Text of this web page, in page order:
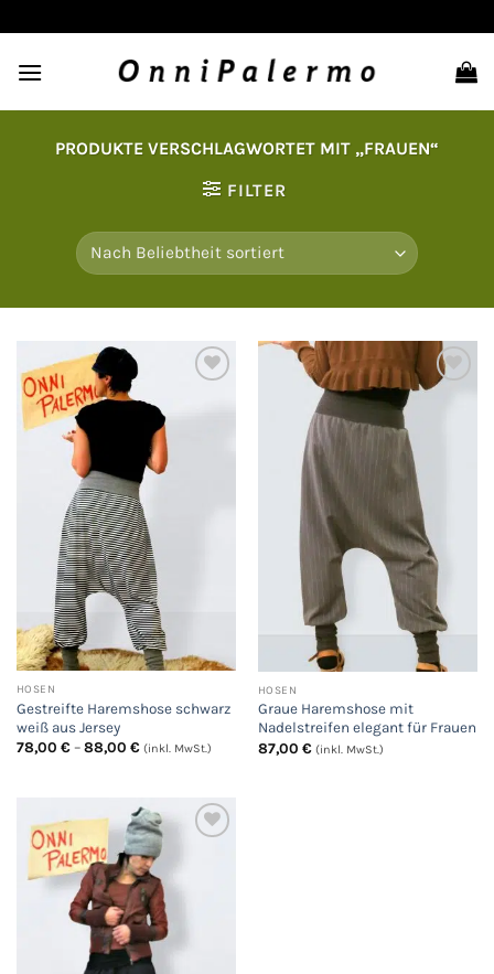
Inhalt
springen
PRODUKTE VERSCHLAGWORTET MIT „FRAUEN“
FILTER
Wunschliste
HOSEN
Gestreifte Haremshose schwarz
weiß aus Jersey
78,00 € – 88,00 €Preisspanne:
(inkl. MwSt.)
Wunschliste
HOSEN
Graue Haremshose mit
Nadelstreifen elegant für Frauen
87,00 € (inkl. MwSt.)
Wunschliste